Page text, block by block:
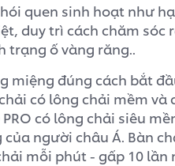
quen sinh hoạt như
duy trì cách chăm
trạng ố vàng răng..
miệng đúng cách bắt
có lông chải mềm
PRO có lông chải siêu
người châu Á. Bàn
mỗi phút - gấp 10